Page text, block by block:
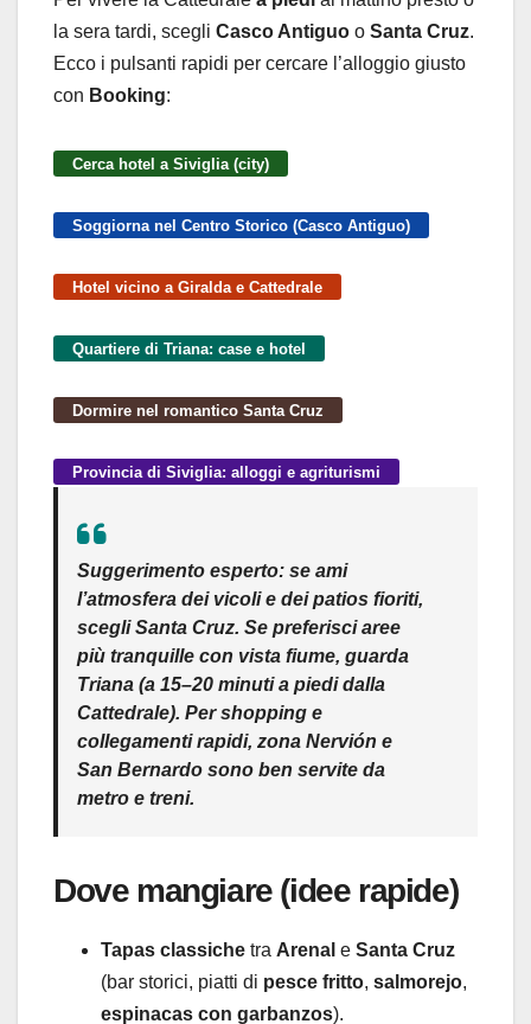
la sera tardi, scegli Casco Antiguo o Santa Cruz.
Ecco i pulsanti rapidi per cercare l’alloggio giusto
con Booking:
Cerca hotel a Siviglia (city)
Soggiorna nel Centro Storico (Casco Antiguo)
Hotel vicino a Giralda e Cattedrale
Quartiere di Triana: case e hotel
Dormire nel romantico Santa Cruz
Provincia di Siviglia: alloggi e agriturismi
Suggerimento esperto: se ami
l’atmosfera dei vicoli e deipatios fioriti,
scegliSanta Cruz. Se preferisci aree
più tranquille con vista fiume, guarda
Triana (a 15–20 minuti a piedi dalla
Cattedrale). Per shopping e
collegamenti rapidi, zona Nervión e
San Bernardo sono ben servite da
metro e treni.
Dove mangiare (idee rapide)
Tapas classiche tra Arenal e Santa Cruz
(bar storici, piatti di pesce fritto, salmorejo,
espinacas con garbanzos).